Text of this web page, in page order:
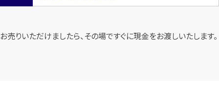
お売りいただけましたら、その場ですぐに現金をお渡しいたします。